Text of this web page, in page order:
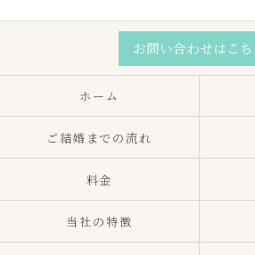
お問い合わせはこち
ホーム
ご結婚までの流れ
料金
当社の特徴